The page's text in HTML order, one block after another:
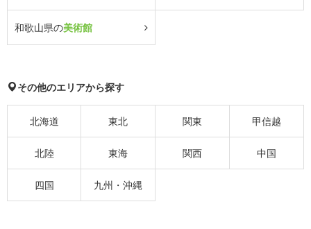
和歌山県の美術館
その他のエリアから探す
北海道 東北 関東 甲信越
北陸 東海 関西 中国
四国 九州・沖縄